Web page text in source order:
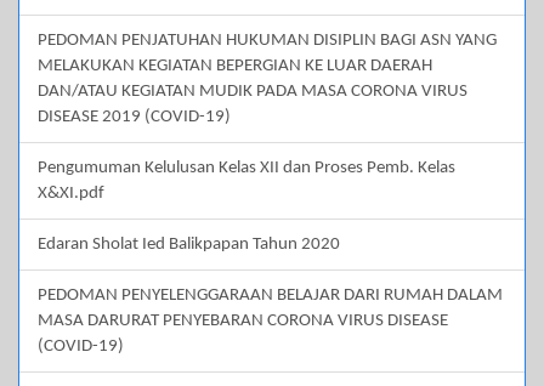
PEDOMAN PENJATUHAN HUKUMAN DISIPLIN BAGI ASN YANG
MELAKUKAN KEGIATAN BEPERGIAN KE LUAR DAERAH
DAN/ATAU KEGIATAN MUDIK PADA MASA CORONA VIRUS
DISEASE 2019 (COVID-19)
Pengumuman Kelulusan Kelas XII dan Proses Pemb. Kelas
X&XI.pdf
Edaran Sholat Ied Balikpapan Tahun 2020
PEDOMAN PENYELENGGARAAN BELAJAR DARI RUMAH DALAM
MASA DARURAT PENYEBARAN CORONA VIRUS DISEASE
(COVID-19)